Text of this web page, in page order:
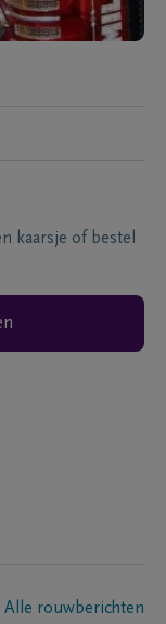
kaarsje of bestel
Alle rouwberichten